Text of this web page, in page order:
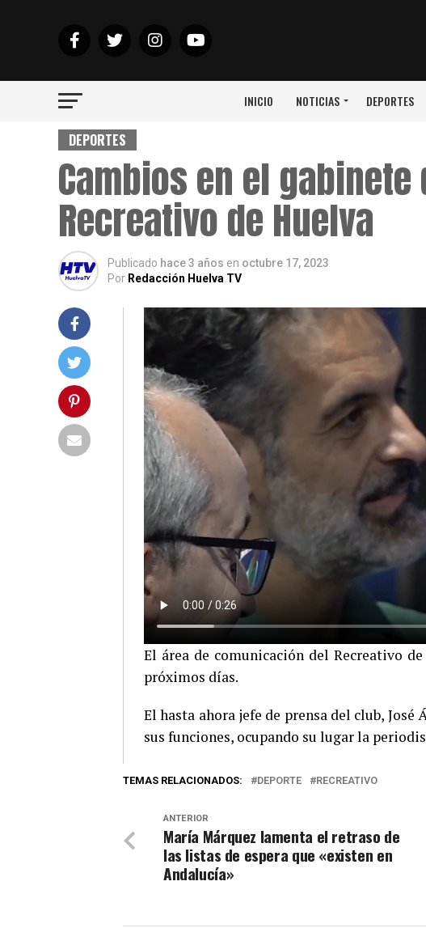
INICIO NOTICIAS DEPORTES
DEPORTES
Cambios en el
Recreativo de Huelva
Publicado hace 3 años en octubre 17, 2023
Por Redacción Huelva TV
El área de comunicación del Recreativo
próximos días.
El hasta ahora jefe de prensa del club,
sus funciones, ocupando su lugar la
TEMAS RELACIONADOS: DEPORTE RECREATIVO
ANTERIOR
María Márquez lamenta el retraso de
las listas de espera que «existen en
Andalucía»